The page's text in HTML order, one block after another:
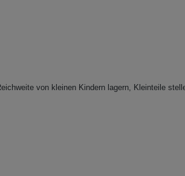
von kleinen Kindern lagern, Kleinteile